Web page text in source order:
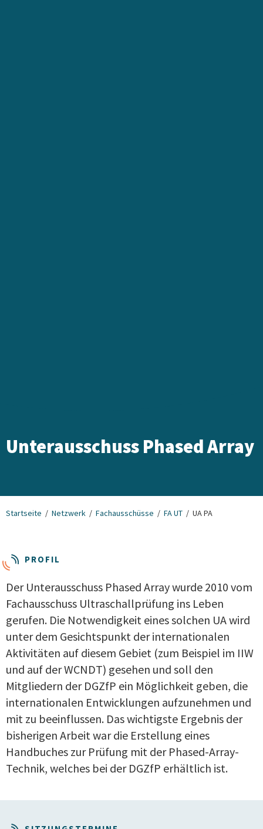
Unterausschuss Phased Array
Startseite Netzwerk Fachausschüsse FA UT UA PA
PROFIL
Der Unterausschuss Phased Array wurde 2010 vom
Fachausschuss Ultraschallprüfung ins Leben
gerufen. Die Notwendigkeit eines solchen UA wird
unter dem Gesichtspunkt der internationalen
Aktivitäten auf diesem Gebiet (zum Beispiel im IIW
und auf der WCNDT) gesehen und soll den
Mitgliedern der DGZfP ein Möglichkeit geben, die
internationalen Entwicklungen aufzunehmen und
mit zu beeinflussen. Das wichtigste Ergebnis der
bisherigen Arbeit war die Erstellung eines
Handbuches zur Prüfung mit der Phased-Array-
Technik, welches bei der DGZfP erhältlich ist.